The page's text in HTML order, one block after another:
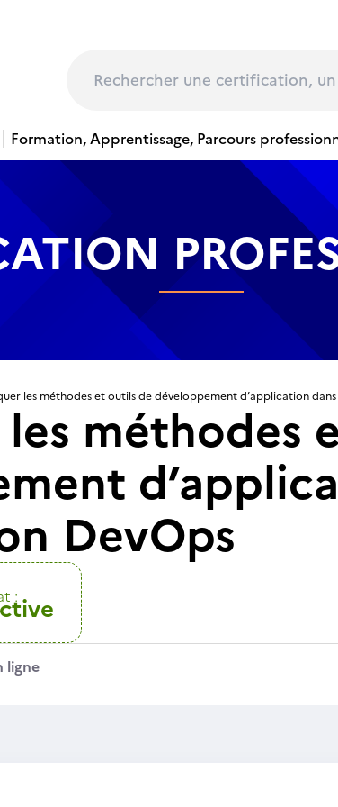
Formation, Apprentissage, Parcours
les méthodes et outils de développement d’application
méthodes
DevOps
:
ligne